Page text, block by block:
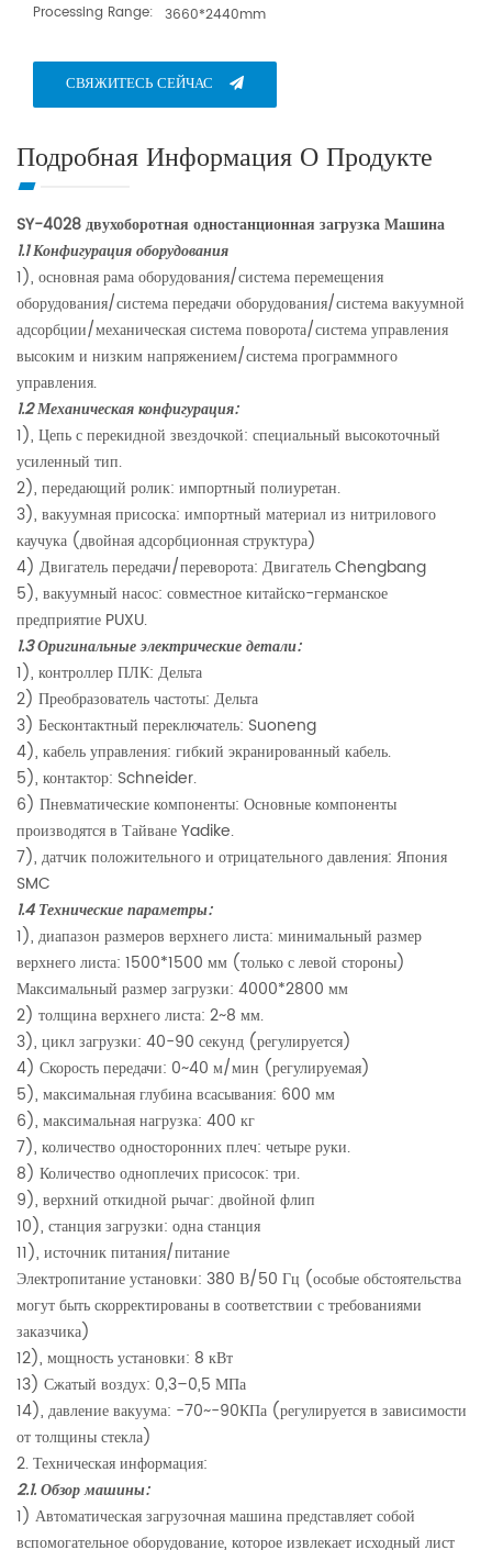
Processing Range:
3660*2440mm
СВЯЖИТЕСЬ СЕЙЧАС
Подробная Информация О Продукте
SY-4028 двухоборотная одностанционная загрузкаМашина
1.1 Конфигурация оборудования
1), основная рама оборудования/система перемещения
оборудования/система передачи оборудования/система вакуумной
адсорбции/механическая система поворота/система управления
высоким и низким напряжением/система программного
управления.
1.2 Механическая конфигурация:
1), Цепь с перекидной звездочкой: специальный высокоточный
усиленный тип.
2), передающий ролик: импортный полиуретан.
3), вакуумная присоска: импортный материал из нитрилового
каучука (двойная адсорбционная структура)
4) Двигатель передачи/переворота: Двигатель Chengbang
5), вакуумный насос: совместное китайско-германское
предприятие PUXU.
1.3 Оригинальные электрические детали:
1), контроллер ПЛК: Дельта
2) Преобразователь частоты: Дельта
3) Бесконтактный переключатель: Suoneng
4), кабель управления: гибкий экранированный кабель.
5), контактор: Schneider.
6) Пневматические компоненты: Основные компоненты
производятся в Тайване Yadike.
7), датчик положительного и отрицательного давления: Япония
SMC
1.4 Технические параметры:
1), диапазон размеров верхнего листа: минимальный размер
верхнего листа: 1500*1500 мм (только с левой стороны)
Максимальный размер загрузки: 4000*2800 мм
2) толщина верхнего листа: 2~8 мм.
3), цикл загрузки: 40-90 секунд (регулируется)
4) Скорость передачи: 0~40 м/мин (регулируемая)
5), максимальная глубина всасывания: 600 мм
6), максимальная нагрузка: 400 кг
7), количество односторонних плеч: четыре руки.
8) Количество одноплечих присосок: три.
9), верхний откидной рычаг: двойной флип
10), станция загрузки: одна станция
11), источник питания/питание
Электропитание установки: 380 В/50 Гц (особые обстоятельства
могут быть скорректированы в соответствии с требованиями
заказчика)
12), мощность установки: 8 кВт
13) Сжатый воздух: 0,3–0,5 МПа
14), давление вакуума: -70~-90КПа (регулируется в зависимости
от толщины стекла)
2. Техническая информация:
2.1. Обзор машины:
1) Автоматическая загрузочная машина представляет собой
вспомогательное оборудование, которое извлекает исходный лист